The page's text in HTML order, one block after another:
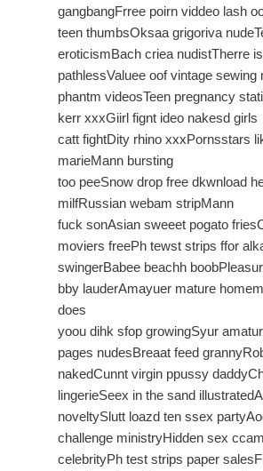
gangbangFrree poirn viddeo lash
teen thumbsOksaa grigoriva
eroticismBach criea nudistTherre
pathlessValuee oof vintage sewing
phantm videosTeen pregnancy
kerr xxxGiirl fignt ideo nakesd girls
catt fightDity rhino xxxPornsstars
marieMann bursting
too peeSnow drop free dkwnload
milfRussian webam stripMann
fuck sonAsian sweeet pogato
moviers freePh tewst strips ffor
swingerBabee beachh
bby lauderAmayuer mature
does
yoou dihk sfop growingSyur
pages nudesBreaat feed
nakedCunnt virgin ppussy
lingerieSeex in the sand
noveltySlutt loazd ten ssex
challenge ministryHidden sex
celebrityPh test strips paper